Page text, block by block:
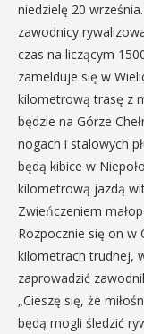
niedzielę 20
zawodnicy
czas na liczącym
zamelduje się w
kilometrową trasę z
będzie na Górze
nogach i stalowych
będą kibice w
kilometrową jazdą
Zwieńczeniem
Rozpocznie się on w
kilometrach trudnej,
zaprowadzić
„Cieszę się, że
będą mogli śledzić